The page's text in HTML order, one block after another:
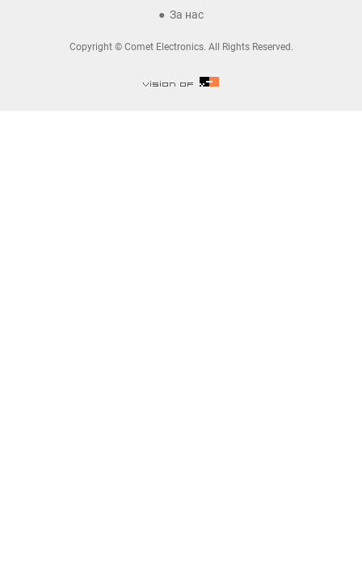
За нас
Copyright © Comet Electronics. All Rights Reserved.